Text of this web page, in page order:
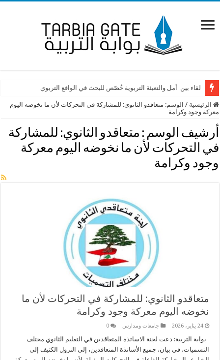
لقاء بين أمل والتعبئة التربوية خُصّص للبحث في الواقع التربوي
الرئيسية / الوسم: متعاقدو الثانوي: للمشاركة في التحركات لأن ما نخوضه اليوم
معركة وجود وكرامة
أرشيف الوسم : متعاقدو الثانوي: للمشاركة
في التحركات لأن ما نخوضه اليوم معركة
وجود وكرامة
متعاقدو الثانوي: للمشاركة في التحركات لأن ما
نخوضه اليوم معركة وجود وكرامة
24 يناير، 2026 جامعات ومدارس 0
بوابة التربية: دعت لجنة الاساتذة المتعاقدين في التعليم الثانوي مختلف
التسميات، في بيان، جميع الأساتذة المتعاقدين، إلى النزول الكثيف إلى